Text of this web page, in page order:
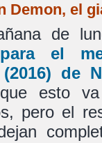
Demon, el
de
el
(2016) de
esto
pero el